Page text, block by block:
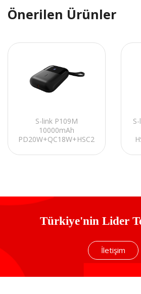
Önerilen Ürünler
S-link P109M
10000mAh
PD20W+QC18W+HSC22.5W
Pil Şarj Cihazı
Türkiye'nin Lider
İletişim